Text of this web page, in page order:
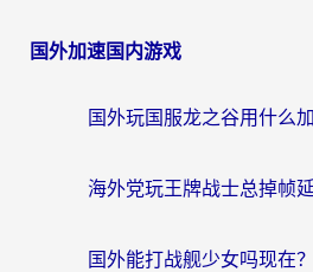
国外加速国内游戏